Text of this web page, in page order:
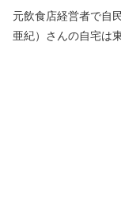
元飲食店経営者で自
亜紀）さんの自宅は